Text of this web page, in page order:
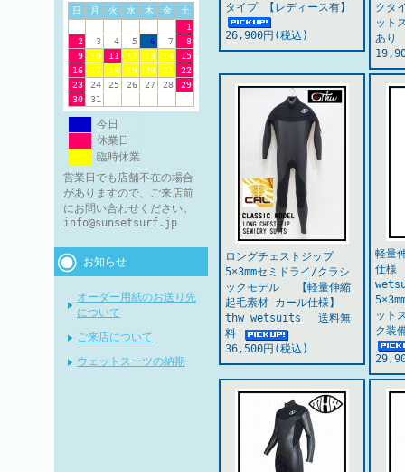
日
月 火 水 木 金
土
1
2
3 4 5 6 7
8
9
10 11 12 13 14
15
16
17 18 19 20 21
22
23
24 25 26 27 28
29
30
31
今日
休業日
臨時休業
営業日でも店舗不在の場合
がありますので、ご来店前
にお問い合わせください。
info@sunsetsurf.jp
お知らせ
オーダー用紙のお送り先
について
ご来店について
ウェットスーツの納期
タイプ 【レディース有】
26,900円(税込)
クタ
ット
あり
ロングチェストジップ
5×3mmセミドライ/クラシ
ックモデル 【軽量伸縮
起毛素材 カール仕様】
thw wetsuits 送料無
料
36,500円(税込)
軽量
仕様
ット
ク装